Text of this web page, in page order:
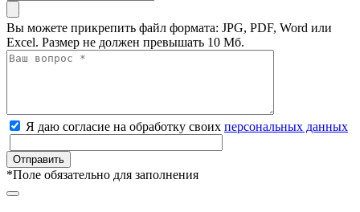
Вы можете прикрепить файл формата: JPG, PDF, Word или
Excel. Размер не должен превышать 10 Мб.
Я даю согласие на обработку своих персональных данных
*Поле обязательно для заполнения